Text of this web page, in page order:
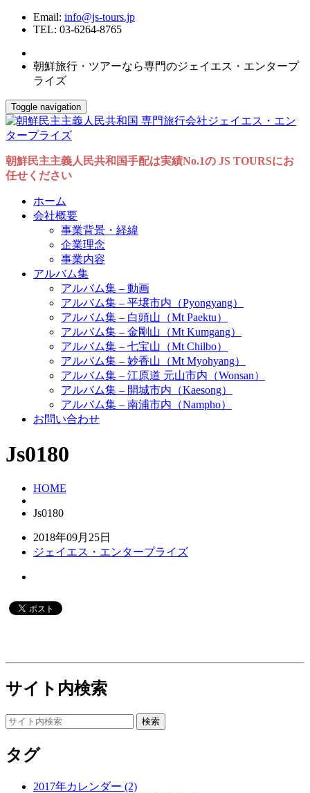
Email: info@js-tours.jp
TEL: 03-6264-8765
朝鮮旅行・ツアーなら専門のジェイエス・エンタープ
ライズ
Toggle navigation
朝鮮民主主義人民共和国手配は実績No.1の JS TOURSにお
任せください
ホーム
会社概要
事業背景・経緯
企業理念
事業内容
アルバム集
アルバム集 – 動画
アルバム集 – 平壌市内（Pyongyang）
アルバム集 – 白頭山（Mt Paektu）
アルバム集 – 金剛山（Mt Kumgang）
アルバム集 – 七宝山（Mt Chilbo）
アルバム集 – 妙香山（Mt Myohyang）
アルバム集 – 江原道 元山市内（Wonsan）
アルバム集 – 開城市内（Kaesong）
アルバム集 – 南浦市内（Nampho）
お問い合わせ
Js0180
HOME
Js0180
2018年09月25日
ジェイエス・エンタープライズ
サイト内検索
タグ
2017年カレンダー (2)